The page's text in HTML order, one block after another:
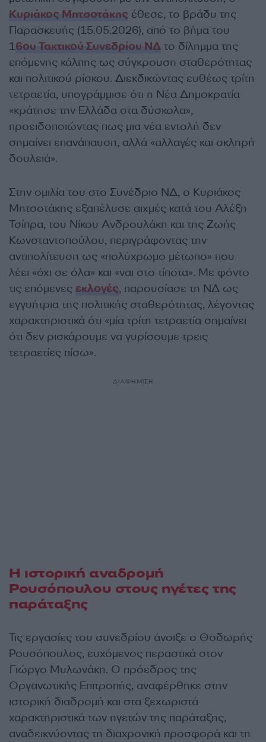
Κυριάκος Μητσοτάκης έθεσε, το βράδυ της
Παρασκευής (15.05.2026), από το βήμα του
16ου Τακτικού Συνεδρίου ΝΔ το δίλημμα της
επόμενης κάλπης ως σύγκρουση σταθερότητας
και πολιτικού ρίσκου. Διεκδικώντας ευθέως τρίτη
τετραετία, υπογράμμισε ότι η Νέα Δημοκρατία
«κράτησε την Ελλάδα στα δύσκολα»,
προειδοποιώντας πως μια νέα εντολή δεν
σημαίνει επανάπαυση, αλλά «αλλαγές και σκληρή
δουλειά».
Στην ομιλία του στο Συνέδριο ΝΔ, ο Κυριάκος
Μητσοτάκης εξαπέλυσε αιχμές κατά του Αλέξη
Τσίπρα, του Νίκου Ανδρουλάκη και της Ζωής
Κωνσταντοπούλου, περιγράφοντας την
αντιπολίτευση ως «πολύχρωμο μέτωπο» που
λέει «όχι σε όλα» και «ναι στο τίποτα». Με φόντο
τις επόμενες εκλογές, παρουσίασε τη ΝΔ ως
εγγυήτρια της πολιτικής σταθερότητας, λέγοντας
χαρακτηριστικά ότι «μία τρίτη τετραετία σημαίνει
ότι δεν ρισκάρουμε να γυρίσουμε τρεις
τετραετίες πίσω».
ΔΙΑΦΗΜΙΣΗ
Η ιστορική αναδρομή
Ρουσόπουλου στους ηγέτες της
παράταξης
Τις εργασίες του συνεδρίου άνοιξε ο Θοδωρής
Ρουσόπουλος, ευχόμενος περαστικά στον
Γιώργο Μυλωνάκη. O πρόεδρος της
Οργανωτικής Επιτροπής, αναφέρθηκε στην
ιστορική διαδρομή και στα ξεχωριστά
χαρακτηριστικά των ηγετών της παράταξης,
αναδεικνύοντας τη διαχρονική προσφορά και τη